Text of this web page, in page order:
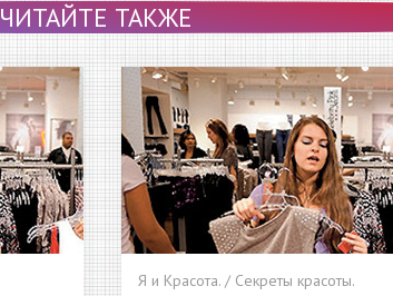
ЧИТАЙТЕ ТАКЖЕ
Я и Красота. / Секреты красоты.